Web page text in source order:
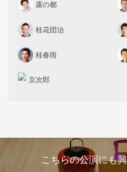
露の都
桂花団治
桂春雨
京次郎
こちらの公演にも